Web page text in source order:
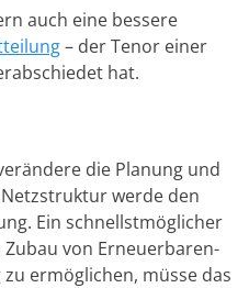
auch eine bessere
– der Tenor einer
hat.
die Planung und
werde den
Ein schnellstmöglicher
von Erneuerbaren-
ermöglichen, müsse das